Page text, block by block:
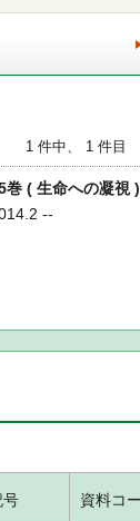
1 件中、 1 件目
( 生命への凝視 )
--
号 資料コ